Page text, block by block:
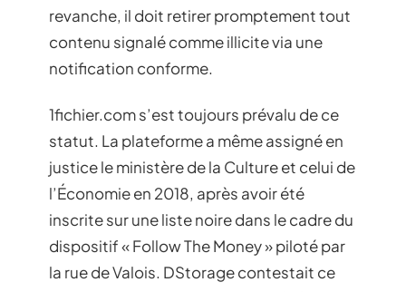
revanche, il doit retirer promptement tout
contenu signalé comme illicite via une
notification conforme.
1fichier.com s’est toujours prévalu de ce
statut. La plateforme a même assigné en
justice le ministère de la Culture et celui de
l’Économie en 2018, après avoir été
inscrite sur une liste noire dans le cadre du
dispositif « Follow The Money » piloté par
la rue de Valois. DStorage contestait ce